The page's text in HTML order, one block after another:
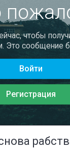
чтобы
Это сообщение
Войти
Регистрация